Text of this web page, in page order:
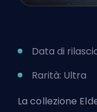
Data di
Rarità: Ultra
La collezione